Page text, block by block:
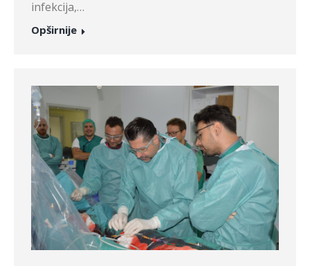
infekcija,…
Opširnije